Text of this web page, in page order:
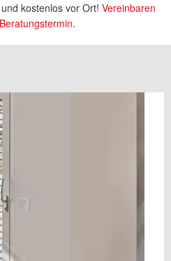
kostenlos vor Ort! Vereinbaren
.